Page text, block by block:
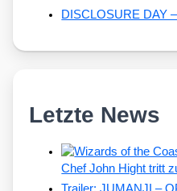
DISCLOSURE DAY
Letzte News
Chef John Hight tritt